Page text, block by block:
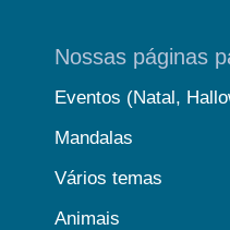
Nossas páginas
Eventos (Natal,
Mandalas
Vários temas
Animais